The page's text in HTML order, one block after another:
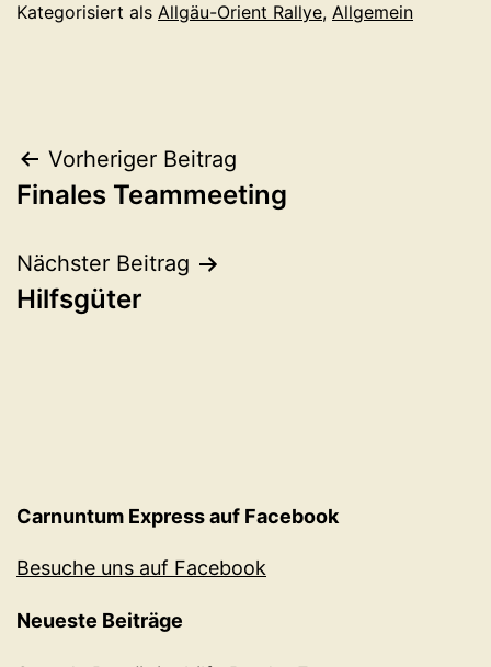
Kategorisiert als Allgäu-Orient Rallye, Allgemein
Beitragsnavigation
Vorheriger Beitrag
Finales Teammeeting
Nächster Beitrag
Hilfsgüter
Carnuntum Express auf Facebook
Besuche uns auf Facebook
Neueste Beiträge